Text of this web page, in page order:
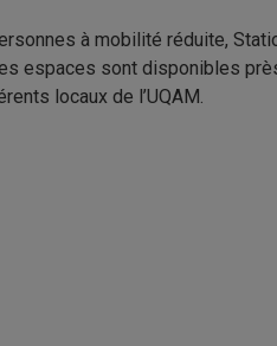
à mobilité réduite,
espaces sont disponibles
locaux de l’UQAM.